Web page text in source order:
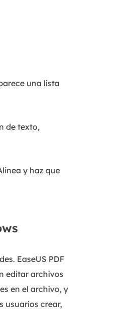
una lista
de texto,
y haz que
EaseUS PDF
editar archivos
en el archivo, y
usuarios crear,